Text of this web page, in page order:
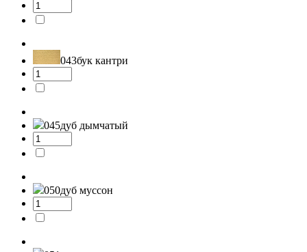
043бук кантри
045дуб дымчатый
050дуб муссон